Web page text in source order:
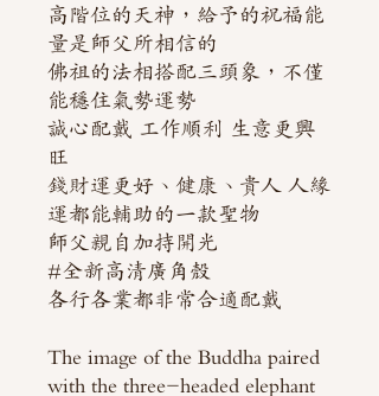
高階位的天神，給予的祝福能
量是師父所相信的
佛祖的法相搭配三頭象，不僅
能穩住氣勢運勢
誠心配戴 工作順利 生意更興
旺
錢財運更好、健康、貴人 人緣
運都能輔助的一款聖物
師父親自加持開光
#全新高清廣角殼
各行各業都非常合適配戴
The image of the Buddha paired
with the three-headed elephant